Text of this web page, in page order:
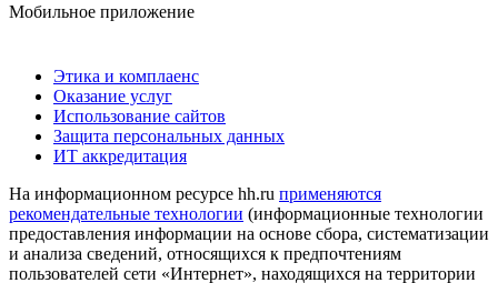
Мобильное приложение
Этика и комплаенс
Оказание услуг
Использование сайтов
Защита персональных данных
ИТ аккредитация
На информационном ресурсе hh.ru применяются
рекомендательные технологии (информационные технологии
предоставления информации на основе сбора, систематизации
и анализа сведений, относящихся к предпочтениям
пользователей сети «Интернет», находящихся на территории